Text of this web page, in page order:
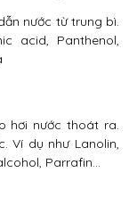
nước từ trung bì.
acid, Panthenol,
hơi nước thoát ra.
Ví dụ như Lanolin,
Parrafin…